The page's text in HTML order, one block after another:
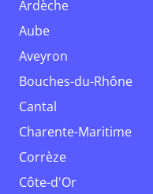
Ardèche
Aube
Aveyron
Bouches-du-Rhône
Cantal
Charente-Maritime
Corrèze
Côte-d'Or